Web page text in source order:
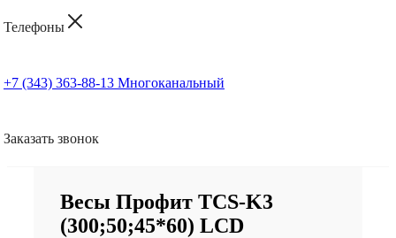
Телефоны
+7 (343) 363-88-13 Многоканальный
Заказать звонок
Весы Профит TCS-K3
(300;50;45*60) LCD